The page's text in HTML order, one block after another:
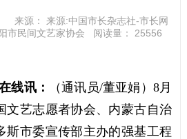
] 来源： 来源:中国市长杂志社-市长网
市民间文艺家协会 阅读量： 25556
线讯：
（通讯员/董亚娟）8月
文艺志愿者协会、内蒙古自治
斯市委宣传部主办的强基工程